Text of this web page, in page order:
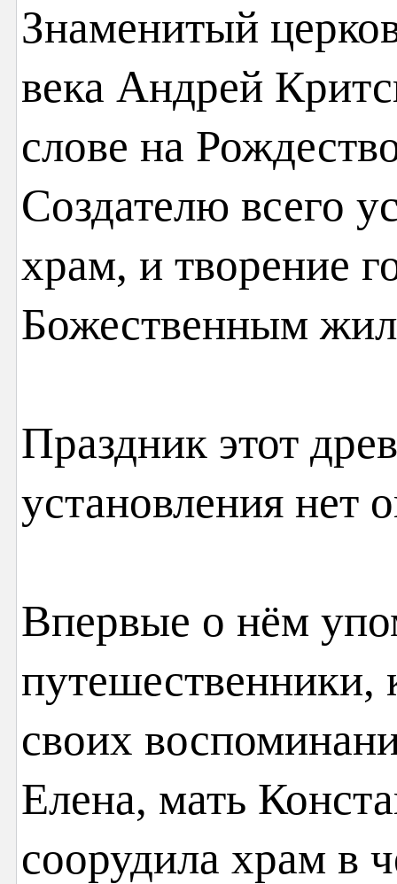
Знаменитый
века Андрей
слове на
Создателю всего
храм, и творение
Божественным
Праздник этот
установления нет
Впервые о нём
путешественники,
своих
Елена, мать
соорудила храм в